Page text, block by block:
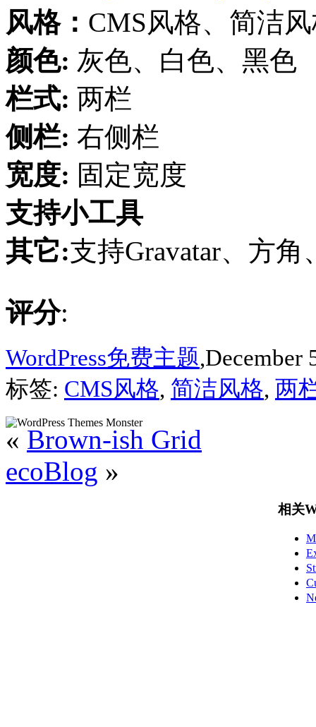
风格： CMS风格、简洁
颜色: 灰色、白色、黑色
栏式: 两栏
侧栏: 右侧栏
宽度: 固定宽度
支持小工具
其它:支持Gravatar、方角
评分:
WordPress免费主题,December
标签: CMS风格, 简洁风格, 两
« Brown-ish Grid
ecoBlog »
相关